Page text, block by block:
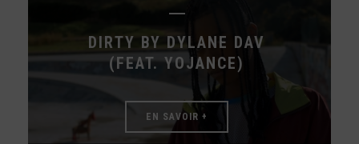
DIRTY BY DYLANE DAV
(FEAT. YOJANCE)
EN SAVOIR +